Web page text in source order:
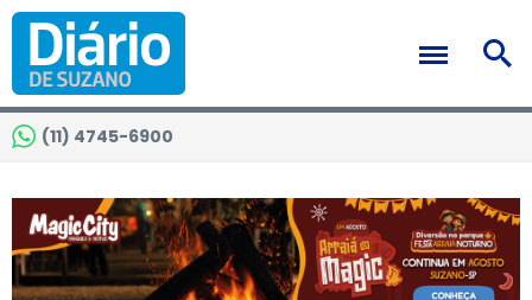
(11) 4745-6900